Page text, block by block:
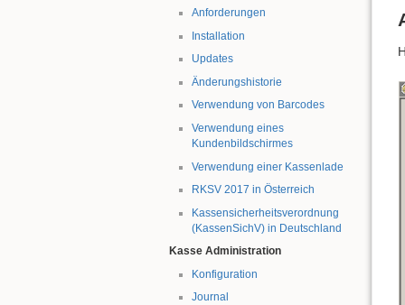
Anforderungen
Installation
Updates
Änderungshistorie
Verwendung von Barcodes
Verwendung eines
Kundenbildschirmes
Verwendung einer Kassenlade
RKSV 2017 in Österreich
Kassensicherheitsverordnung
(KassenSichV) in Deutschland
Kasse Administration
Konfiguration
Journal